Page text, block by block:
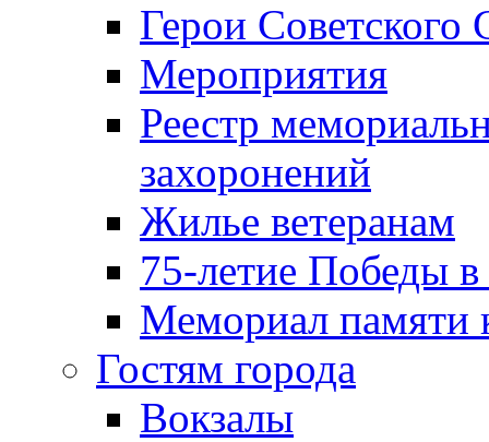
Герои Советского
Мероприятия
Реестр
захоронений
Жилье ветеранам
75-летие Победы
Мемориал памяти
Гостям города
Вокзалы